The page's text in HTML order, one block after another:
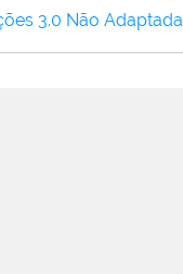
3.0 Não Adaptada